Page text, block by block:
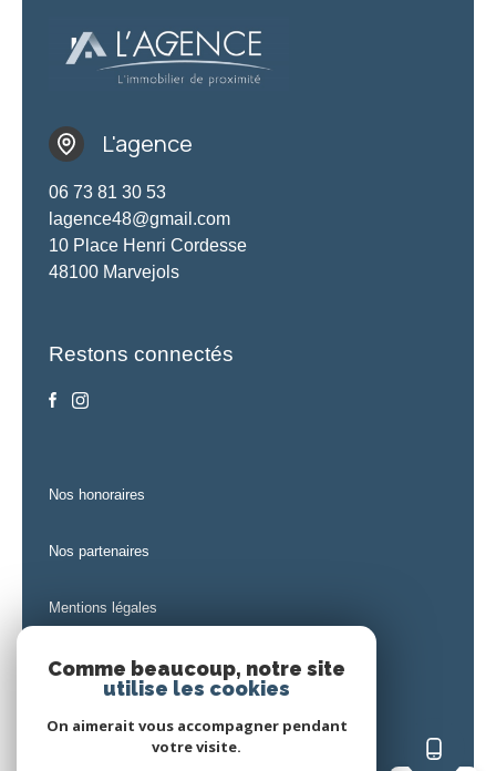
L'agence
06 73 81 30 53
lagence48@gmail.com
10 Place Henri Cordesse
48100 Marvejols
Restons connectés
nos honoraires
nos partenaires
mentions légales
admin
politique rgpd
Comme beaucoup, notre site
utilise les cookies
On aimerait vous accompagner pendant
votre visite.